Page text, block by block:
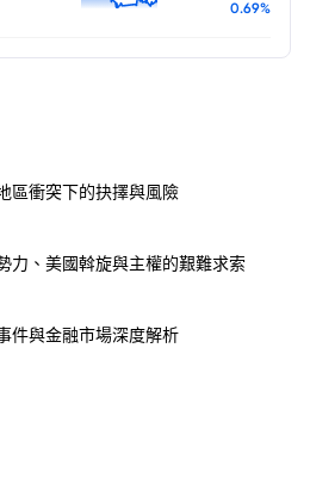
0.69%
區衝突下的抉擇與風險
力、美國斡旋與主權的艱難求索
件與金融市場深度解析